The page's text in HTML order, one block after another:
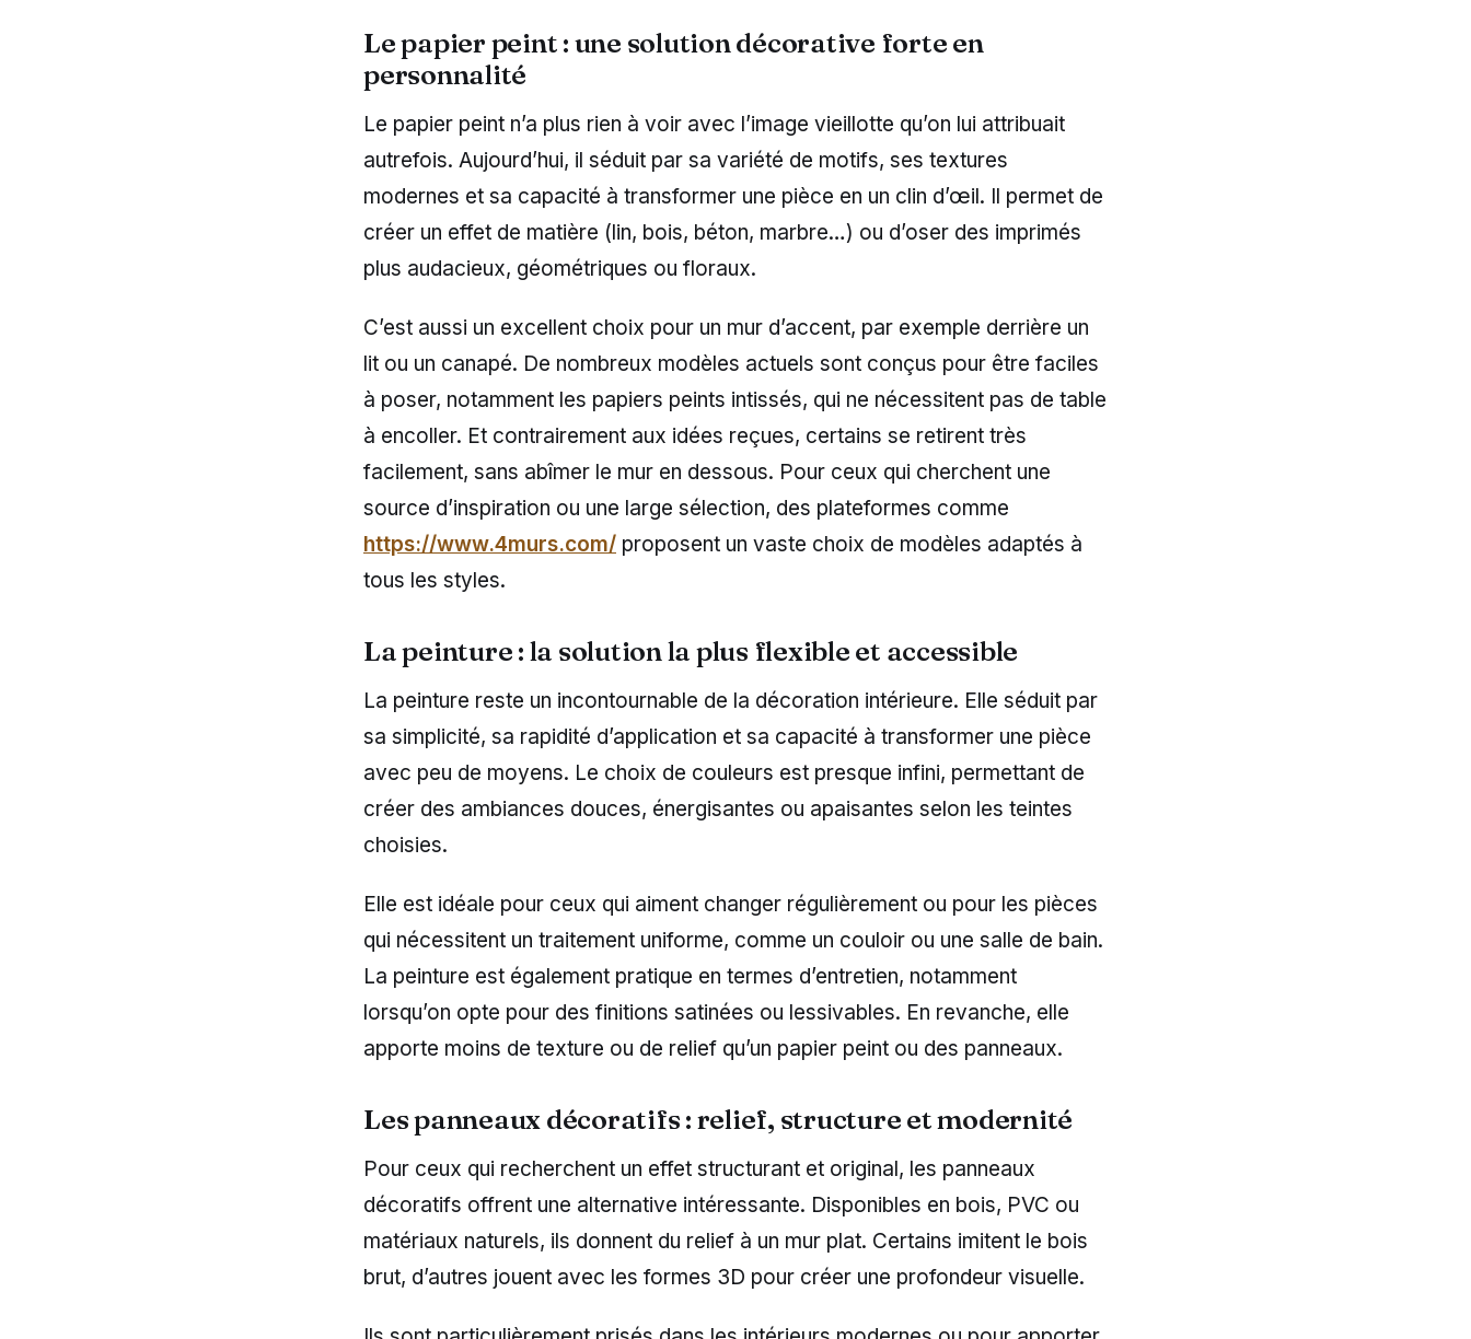
Le papier peint : une solution décorative forte en
personnalité
Le papier peint n’a plus rien à voir avec l’image vieillotte qu’on lui attribuait
autrefois. Aujourd’hui, il séduit par sa variété de motifs, ses textures
modernes et sa capacité à transformer une pièce en un clin d’œil. Il permet de
créer un effet de matière (lin, bois, béton, marbre…) ou d’oser des imprimés
plus audacieux, géométriques ou floraux.
C’est aussi un excellent choix pour un mur d’accent, par exemple derrière un
lit ou un canapé. De nombreux modèles actuels sont conçus pour être faciles
à poser, notamment les papiers peints intissés, qui ne nécessitent pas de table
à encoller. Et contrairement aux idées reçues, certains se retirent très
facilement, sans abîmer le mur en dessous. Pour ceux qui cherchent une
source d’inspiration ou une large sélection, des plateformes comme
https://www.4murs.com/ proposent un vaste choix de modèles adaptés à
tous les styles.
La peinture : la solution la plus flexible et accessible
La peinture reste un incontournable de la décoration intérieure. Elle séduit par
sa simplicité, sa rapidité d’application et sa capacité à transformer une pièce
avec peu de moyens. Le choix de couleurs est presque infini, permettant de
créer des ambiances douces, énergisantes ou apaisantes selon les teintes
choisies.
Elle est idéale pour ceux qui aiment changer régulièrement ou pour les pièces
qui nécessitent un traitement uniforme, comme un couloir ou une salle de bain.
La peinture est également pratique en termes d’entretien, notamment
lorsqu’on opte pour des finitions satinées ou lessivables. En revanche, elle
apporte moins de texture ou de relief qu’un papier peint ou des panneaux.
Les panneaux décoratifs : relief, structure et modernité
Pour ceux qui recherchent un effet structurant et original, les panneaux
décoratifs offrent une alternative intéressante. Disponibles en bois, PVC ou
matériaux naturels, ils donnent du relief à un mur plat. Certains imitent le bois
brut, d’autres jouent avec les formes 3D pour créer une profondeur visuelle.